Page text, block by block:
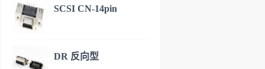
SCSI CN-14pin
DR 反向型